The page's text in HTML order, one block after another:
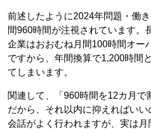
前述したように2024年問題・働
間960時間が注視されています。
企業はおおむね月間100時間オー
ですから、年間換算で1,200時間
てしまいます。
関連して、「960時間を12カ月で
だから、それ以内に抑えればい
会話がよく行われますが、実は